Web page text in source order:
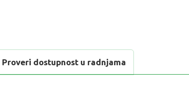
Proveri dostupnost u radnjama